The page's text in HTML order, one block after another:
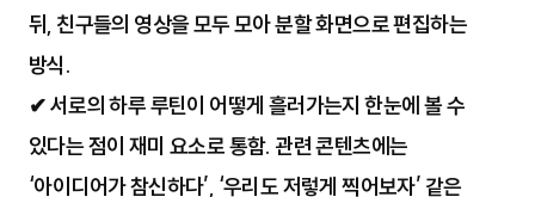
뒤, 친구들의 영상을 모두 모아 분할 화면으로 편집하는
방식.
✔ 서로의 하루 루틴이 어떻게 흘러가는지 한눈에 볼 수
있다는 점이 재미 요소로 통함. 관련 콘텐츠에는
‘아이디어가 참신하다’, ‘우리도 저렇게 찍어보자’ 같은